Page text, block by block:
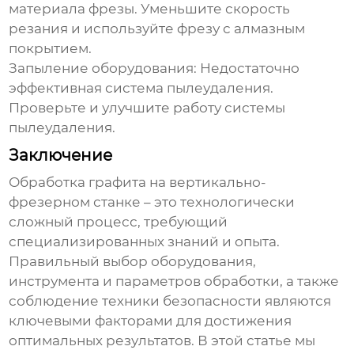
материала фрезы. Уменьшите скорость
резания и используйте фрезу с алмазным
покрытием.
Запыление оборудования: Недостаточно
эффективная система пылеудаления.
Проверьте и улучшите работу системы
пылеудаления.
Заключение
Обработка графита на вертикально-
фрезерном станке – это технологически
сложный процесс, требующий
специализированных знаний и опыта.
Правильный выбор оборудования,
инструмента и параметров обработки, а также
соблюдение техники безопасности являются
ключевыми факторами для достижения
оптимальных результатов. В этой статье мы